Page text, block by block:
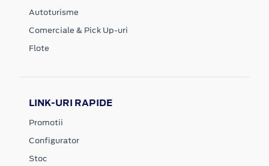
Autoturisme
Comerciale & Pick Up-uri
Flote
LINK-URI RAPIDE
Promotii
Configurator
Stoc